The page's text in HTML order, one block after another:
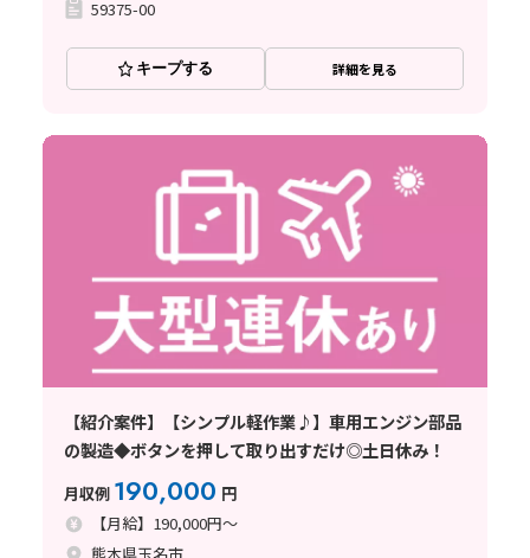
59375-00
キープする 詳細を見る
【紹介案件】【シンプル軽作業♪】車用エンジン部品
の製造◆ボタンを押して取り出すだけ◎土日休み！
月収例 190,000 円
【月給】190,000円～